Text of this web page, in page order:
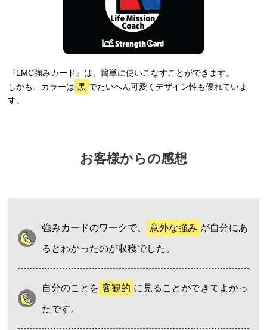
『LMC強みカード』は、簡単に使いこなすことができます。
しかも、カラーは 黒 でたいへん可愛くデザイン性も優れていま
す。
お客様からの感想
強みカードのワークで、 意外な強み が自分にあ
るとわかったのが収穫でした。
自分のことを 客観的 に見ることができてよかっ
たです。